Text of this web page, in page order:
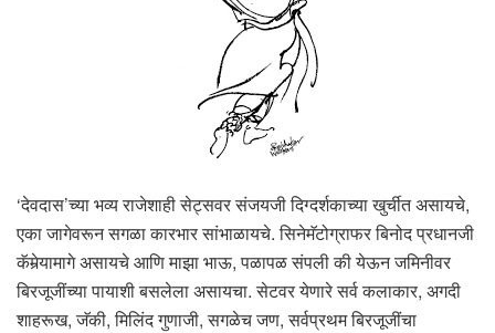
‘देवदास’च्या भव्य राजेशाही सेट्सवर संजयजी दिग्दर्शकाच्या खुर्चीत असायचे,
एका जागेवरून सगळा कारभार सांभाळायचे. सिनेमॅटोग्राफर बिनोद प्रधानजी
कॅमेर्‍यामागे असायचे आणि माझा भाऊ, पळापळ संपली की येऊन जमिनीवर
बिरजूजींच्या पायाशी बसलेला असायचा. सेटवर येणारे सर्व कलाकार, अगदी
शाहरूख, जॅकी, मिलिंद गुणाजी, सगळेच जण, सर्वप्रथम बिरजूजींचा